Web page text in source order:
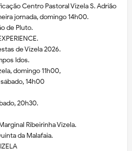
Centro Pastoral Vizela S. Adrião
jornada, domingo 14h00.
de Pluto.
de Vizela 2026.
Idos.
domingo 11h00,
14h00
20h30.
Ribeirinha Vizela.
da Malafaia.